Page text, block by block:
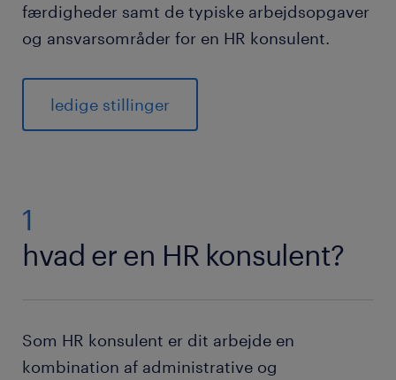
fordele ved at finde et job som HR konsulent via
ofte stillede spørgsmål
færdigheder samt de typiske arbejdsopgaver
og ansvarsområder for en HR konsulent.
ledige stillinger
1
hvad er en HR konsulent?
Som HR konsulent er dit arbejde en
kombination af administrative og